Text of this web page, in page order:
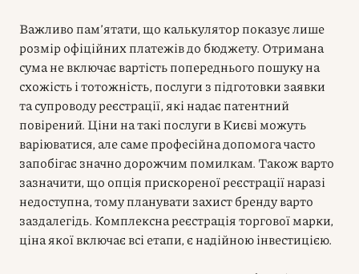
Важливо пам’ятати, що калькулятор показує лише
розмір офіційних платежів до бюджету. Отримана
сума не включає вартість попереднього пошуку на
схожість і тотожність, послуги з підготовки заявки
та супроводу реєстрації, які надає патентний
повірений. Ціни на такі послуги в Києві можуть
варіюватися, але саме професійна допомога часто
запобігає значно дорожчим помилкам. Також варто
зазначити, що опція прискореної реєстрації наразі
недоступна, тому планувати захист бренду варто
заздалегідь. Комплексна реєстрація торгової марки,
ціна якої включає всі етапи, є надійною інвестицією.